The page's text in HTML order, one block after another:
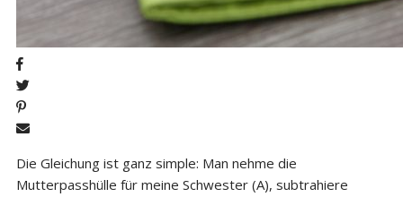
Die Gleichung ist ganz simple: Man nehme die
Mutterpasshülle für meine Schwester (A), subtrahiere